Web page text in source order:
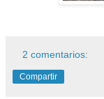
2 comentarios:
Compartir